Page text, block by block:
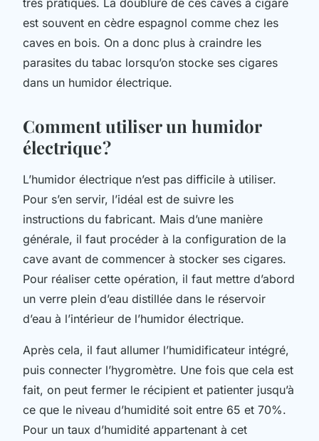
est souvent en cèdre espagnol comme chez les
caves en bois. On a donc plus à craindre les
parasites du tabac lorsqu’on stocke ses cigares
dans un humidor électrique.
Comment utiliser un humidor
électrique ?
L’humidor électrique n’est pas difficile à utiliser.
Pour s’en servir, l’idéal est de suivre les
instructions du fabricant. Mais d’une manière
générale, il faut procéder à la configuration de la
cave avant de commencer à stocker ses cigares.
Pour réaliser cette opération, il faut mettre d’abord
un verre plein d’eau distillée dans le réservoir
d’eau à l’intérieur de l’humidor électrique.
Après cela, il faut allumer l’humidificateur intégré,
puis connecter l’hygromètre. Une fois que cela est
fait, on peut fermer le récipient et patienter jusqu’à
ce que le niveau d’humidité soit entre 65 et 70%.
Pour un taux d’humidité appartenant à cet